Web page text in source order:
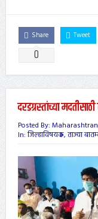
Share
0
Tweet
दरडग्रस्तांच्या
Posted By:
In:जिल्हाविषयक, ताज्या